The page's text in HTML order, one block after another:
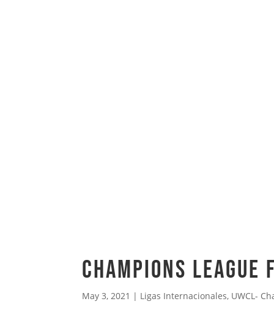
Champions
May 3, 2021 | Ligas Internacionales, UWCL-